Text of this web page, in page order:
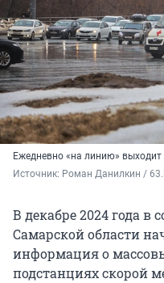
Ежедневно «на линию»
Источник: Роман Данилкин /
В декабре 2024 года в
Самарской области
информация о
подстанциях скорой